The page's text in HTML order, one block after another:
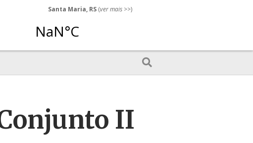
Santa Maria, RS (ver mais >>)
II